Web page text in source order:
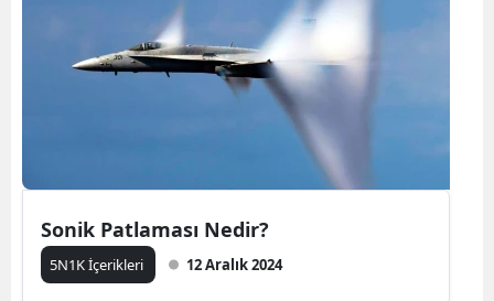
Sonik Patlaması Nedir?
5N1K İçerikleri 12 Aralık 2024